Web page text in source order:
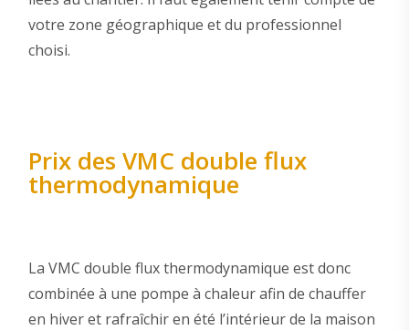
votre zone géographique et du professionnel
choisi.
Prix des VMC double flux
thermodynamique
La VMC double flux thermodynamique est donc
combinée à une pompe à chaleur afin de chauffer
en hiver et rafraîchir en été l’intérieur de la maison